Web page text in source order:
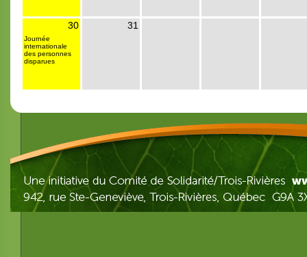
30
Journée
internationale
des personnes
disparues
31